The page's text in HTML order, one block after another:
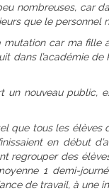
nombreuses, car
que le personnel
mutation car ma
dans l’académie de
un nouveau public,
que tous les élèves
en début
regrouper des
1 demi-
de travail, à une